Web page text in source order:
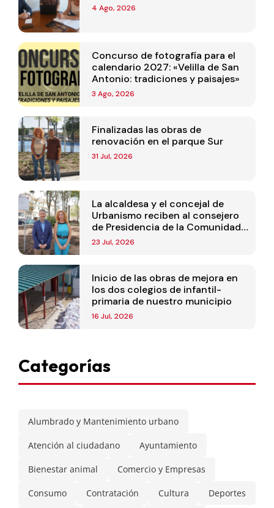
4 Ago, 2026
Concurso de fotografía para el
calendario 2027: «Velilla de San
Antonio: tradiciones y paisajes»
3 Ago, 2026
Finalizadas las obras de
renovación en el parque Sur
31 Jul, 2026
La alcaldesa y el concejal de
Urbanismo reciben al consejero
de Presidencia de la Comunidad
de Madrid
23 Jul, 2026
Inicio de las obras de mejora en
los dos colegios de infantil-
primaria de nuestro municipio
16 Jul, 2026
Categorías
Alumbrado y Mantenimiento urbano
Atención al ciudadano Ayuntamiento
Bienestar animal Comercio y Empresas
Consumo Contratación Cultura Deportes